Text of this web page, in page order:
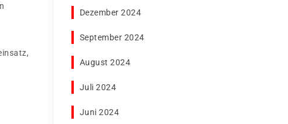
Dezember 2024
September 2024
August 2024
Juli 2024
Juni 2024